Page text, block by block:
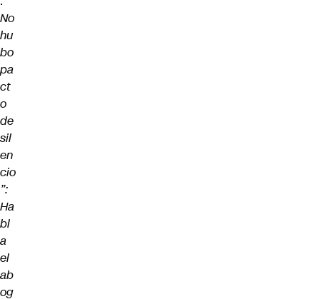
No
hu
bo
pa
ct
o
de
sil
en
cio
”:
Ha
bl
a
el
ab
og